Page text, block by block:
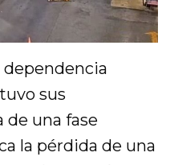
dependencia
sus
de una fase
la pérdida de una